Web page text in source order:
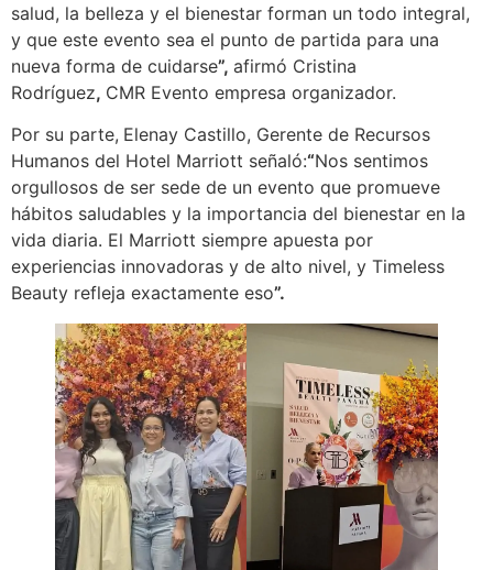
salud, la belleza y el bienestar forman un todo integral,
y que este evento sea el punto de partida para una
nueva forma de cuidarse”, afirmó Cristina
Rodríguez, CMR Evento empresa organizador.
Por su parte, Elenay Castillo, Gerente de Recursos
Humanos del Hotel Marriott señaló:“Nos sentimos
orgullosos de ser sede de un evento que promueve
hábitos saludables y la importancia del bienestar en la
vida diaria. El Marriott siempre apuesta por
experiencias innovadoras y de alto nivel, y Timeless
Beauty refleja exactamente eso”.